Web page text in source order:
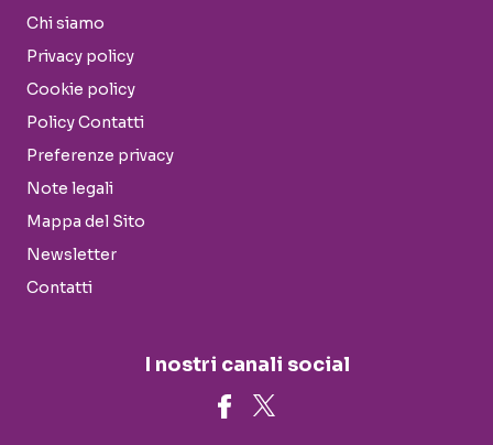
Chi siamo
Privacy policy
Cookie policy
Policy Contatti
Preferenze privacy
Note legali
Mappa del Sito
Newsletter
Contatti
I nostri canali social